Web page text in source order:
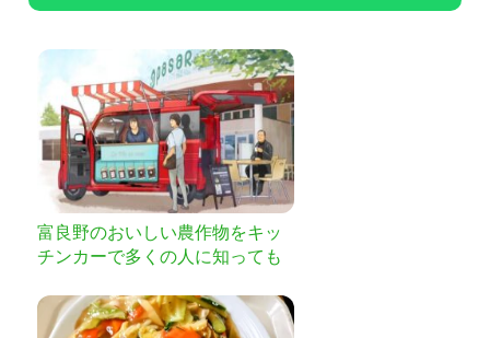
富良野のおいしい農作物をキッ
チンカーで多くの人に知っても